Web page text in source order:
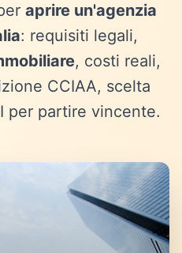
aprire un'agenzia
: requisiti legali,
, costi reali,
CCIAA, scelta
per partire vincente.